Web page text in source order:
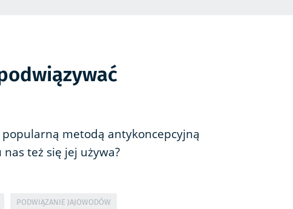
popularną metodą antykoncepcyjną
też się jej używa?
PODWIĄZANIE JAJOWODÓW